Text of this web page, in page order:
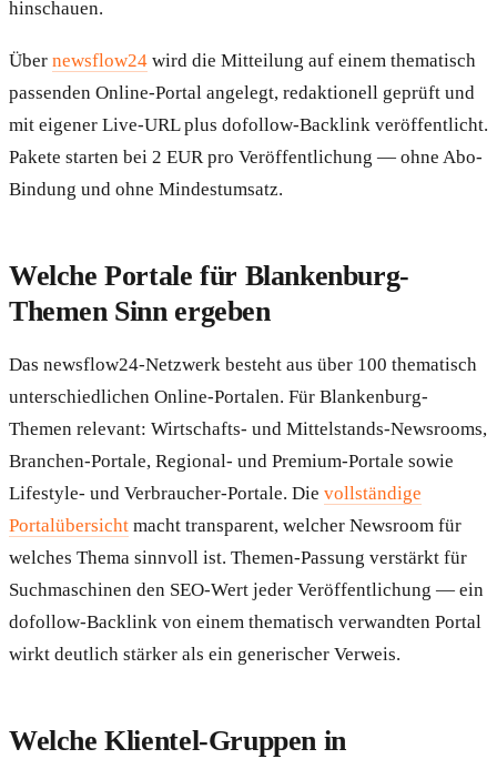
hinschauen.
Über newsflow24 wird die Mitteilung auf einem thematisch
passenden Online-Portal angelegt, redaktionell geprüft und
mit eigener Live-URL plus dofollow-Backlink veröffentlicht.
Pakete starten bei 2 EUR pro Veröffentlichung — ohne Abo-
Bindung und ohne Mindestumsatz.
Welche Portale für Blankenburg-
Themen Sinn ergeben
Das newsflow24-Netzwerk besteht aus über 100 thematisch
unterschiedlichen Online-Portalen. Für Blankenburg-
Themen relevant: Wirtschafts- und Mittelstands-Newsrooms,
Branchen-Portale, Regional- und Premium-Portale sowie
Lifestyle- und Verbraucher-Portale. Die vollständige
Portalübersicht macht transparent, welcher Newsroom für
welches Thema sinnvoll ist. Themen-Passung verstärkt für
Suchmaschinen den SEO-Wert jeder Veröffentlichung — ein
dofollow-Backlink von einem thematisch verwandten Portal
wirkt deutlich stärker als ein generischer Verweis.
Welche Klientel-Gruppen in